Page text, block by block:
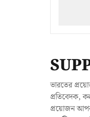
ভারতের
প্রতিবেদক,
প্রয়োজন